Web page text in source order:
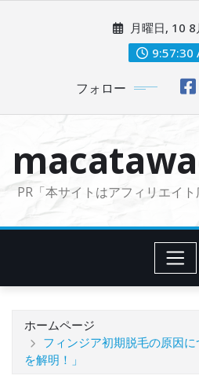
に
月曜日, 10
9:57:31
フォロー
PR「本サイトはアフィリエイト
ホームページ
フィンジア初期脱毛の原因
を解明！」